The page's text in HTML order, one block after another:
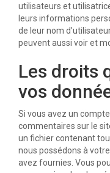
utilisateurs et
leurs informations
de leur nom
peuvent aussi voir et
Les droits
vos
Si vous avez un
commentaires sur le
un fichier contenant
nous possédons à
avez fournies. Vous